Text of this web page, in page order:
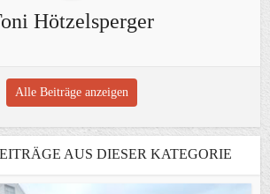
Hötzelsperger
Alle Beiträge anzeigen
AUS DIESER KATEGORIE